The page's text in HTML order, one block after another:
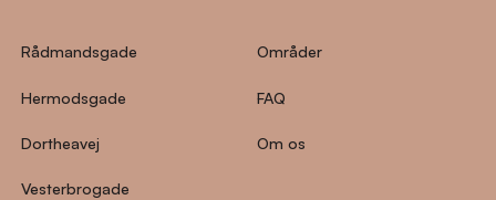
Rådmandsgade
Hermodsgade
Dortheavej
Vesterbrogade
Områder
FAQ
Om os